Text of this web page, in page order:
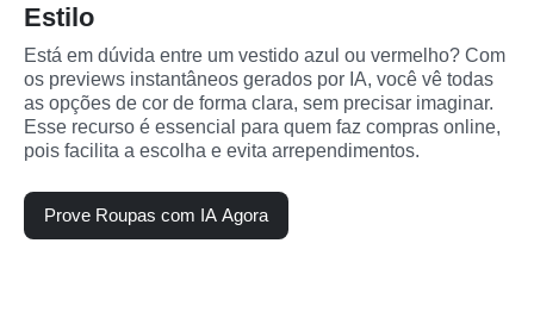
Estilo
Está em dúvida entre um vestido azul ou vermelho? Com
os previews instantâneos gerados por IA, você vê todas
as opções de cor de forma clara, sem precisar imaginar.
Esse recurso é essencial para quem faz compras online,
pois facilita a escolha e evita arrependimentos.
Prove Roupas com IA Agora